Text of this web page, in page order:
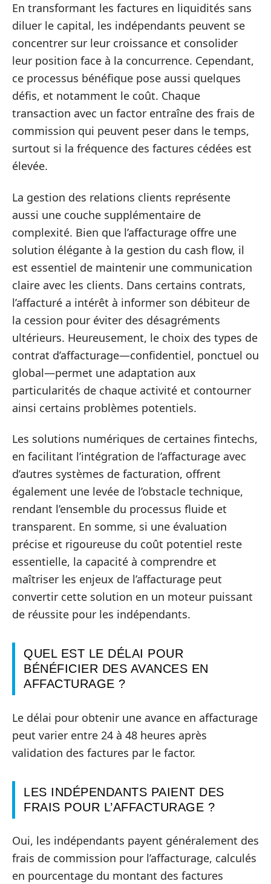
En transformant les factures en liquidités sans
diluer le capital, les indépendants peuvent se
concentrer sur leur croissance et consolider
leur position face à la concurrence. Cependant,
ce processus bénéfique pose aussi quelques
défis, et notamment le coût. Chaque
transaction avec un factor entraîne des frais de
commission qui peuvent peser dans le temps,
surtout si la fréquence des factures cédées est
élevée.
La gestion des relations clients représente
aussi une couche supplémentaire de
complexité. Bien que l’affacturage offre une
solution élégante à la gestion du cash flow, il
est essentiel de maintenir une communication
claire avec les clients. Dans certains contrats,
l’affacturé a intérêt à informer son débiteur de
la cession pour éviter des désagréments
ultérieurs. Heureusement, le choix des types de
contrat d’affacturage—confidentiel, ponctuel ou
global—permet une adaptation aux
particularités de chaque activité et contourner
ainsi certains problèmes potentiels.
Les solutions numériques de certaines fintechs,
en facilitant l’intégration de l’affacturage avec
d’autres systèmes de facturation, offrent
également une levée de l’obstacle technique,
rendant l’ensemble du processus fluide et
transparent. En somme, si une évaluation
précise et rigoureuse du coût potentiel reste
essentielle, la capacité à comprendre et
maîtriser les enjeux de l’affacturage peut
convertir cette solution en un moteur puissant
de réussite pour les indépendants.
QUEL EST LE DÉLAI POUR
BÉNÉFICIER DES AVANCES EN
AFFACTURAGE ?
Le délai pour obtenir une avance en affacturage
peut varier entre 24 à 48 heures après
validation des factures par le factor.
LES INDÉPENDANTS PAIENT DES
FRAIS POUR L’AFFACTURAGE ?
Oui, les indépendants payent généralement des
frais de commission pour l’affacturage, calculés
en pourcentage du montant des factures